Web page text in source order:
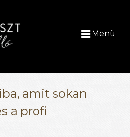
Menü
amit sokan
a profi